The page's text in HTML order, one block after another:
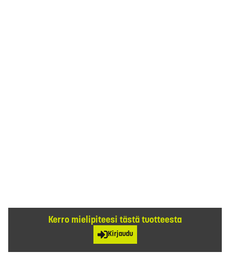
Kerro mielipiteesi tästä tuotteesta
Kirjaudu